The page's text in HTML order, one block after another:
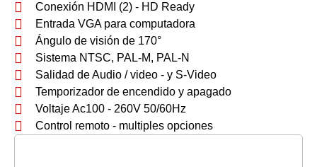
Conexión HDMI (2) - HD Ready
Entrada VGA para computadora
Ángulo de visión de 170°
Sistema NTSC, PAL-M, PAL-N
Salidad de Audio / video - y S-Video
Temporizador de encendido y apagado
Voltaje Ac100 - 260V 50/60Hz
Control remoto - multiples opciones